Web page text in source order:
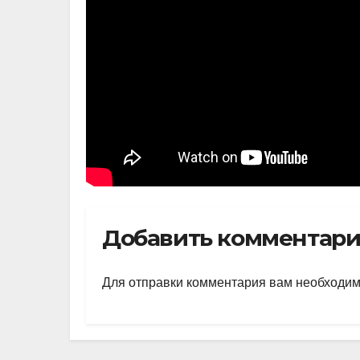
Добавить
Для отправки комментария вам